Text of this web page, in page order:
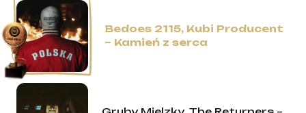
Bedoes 2115, Kubi Producent
– Kamień z serca